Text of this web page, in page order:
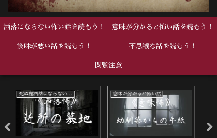
洒落にならない怖い話を読もう！ 意味が分かると怖い話を読もう！
後味が悪い話を読もう！ 不思議な話を読もう！
閲覧注意
死ぬ程洒落にならない怖い話